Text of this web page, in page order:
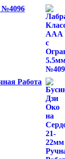
№4096
Работа